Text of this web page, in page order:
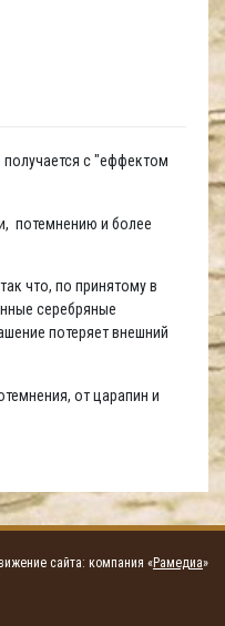
получается с "еффектом
потемнению и более
что, по принятому в
серебряные
потеряет внешний
от царапин и
сайта: компания «Рамедиа»